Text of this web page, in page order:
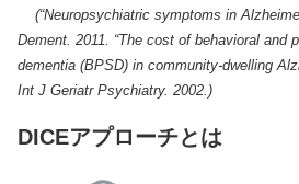
(“Neuropsychiatric symptoms in
Dement. 2011. “The cost of behavioral and
dementia (BPSD) in community-dwelling
Int J Geriatr Psychiatry. 2002.)
DICEアプローチとは